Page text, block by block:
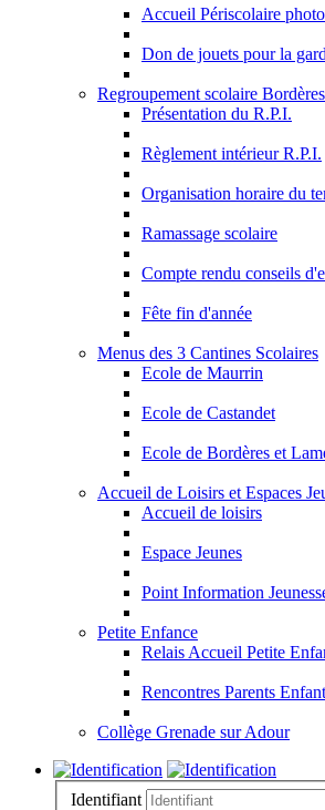
Accueil Périscolaire
Don de jouets pour la
Regroupement scolaire
Présentation du R.P.I.
Règlement intérieur R.P.I.
Organisation horaire du
Ramassage scolaire
Compte rendu conseils
Fête fin d'année
Menus des 3 Cantines Scolaires
Ecole de Maurrin
Ecole de Castandet
Ecole de Bordères et
Accueil de Loisirs et Espaces
Accueil de loisirs
Espace Jeunes
Point Information
Petite Enfance
Relais Accueil Petite
Rencontres Parents
Collège Grenade sur Adour
Identifiant